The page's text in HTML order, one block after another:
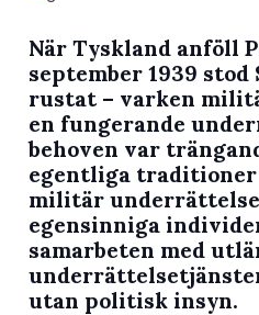
När Tyskland anföll
september 1939
rustat – varken
en fungerande
behoven var
egentliga traditioner
militär
egensinniga
samarbeten med
utan politisk insyn.